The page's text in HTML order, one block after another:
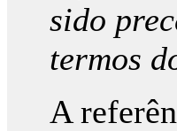
sido
termos
A